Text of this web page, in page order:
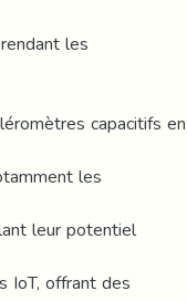
les
capacitifs en
les
leur potentiel
IoT, offrant des